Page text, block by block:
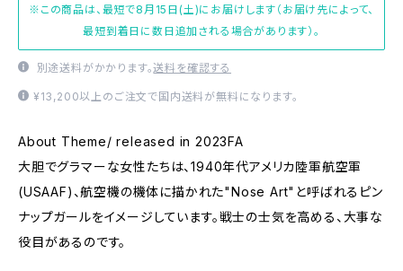
※この商品は、最短で8月15日(土)にお届けします（お届け先によって、
最短到着日に数日追加される場合があります）。
別途送料がかかります。送料を確認する
¥13,200以上のご注文で国内送料が無料になります。
About Theme/ released in 2023FA
大胆でグラマーな女性たちは、1940年代アメリカ陸軍航空軍
(USAAF)、航空機の機体に描かれた"Nose Art"と呼ばれるピン
ナップガールをイメージしています。戦士の士気を高める、大事な
役目があるのです。